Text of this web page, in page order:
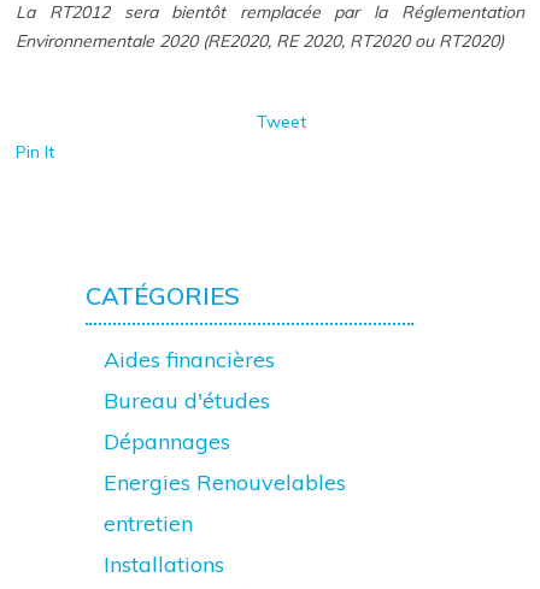
La RT2012 sera bientôt remplacée par la Réglementation
Environnementale 2020 (RE2020, RE 2020, RT2020 ou RT2020)
Tweet
Pin It
CATÉGORIES
Aides financières
Bureau d'études
Dépannages
Energies Renouvelables
entretien
Installations